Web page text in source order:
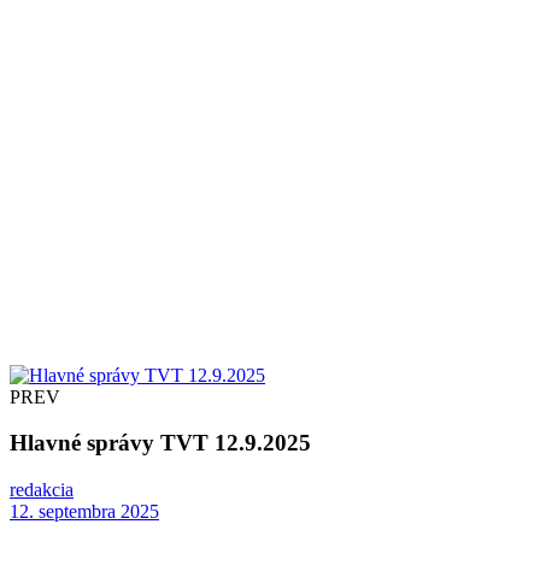
PREV
Hlavné správy TVT 12.9.2025
redakcia
12. septembra 2025